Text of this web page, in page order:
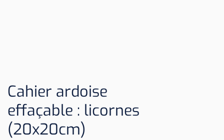
Cahier ardoise
effaçable : licornes
(20x20cm)